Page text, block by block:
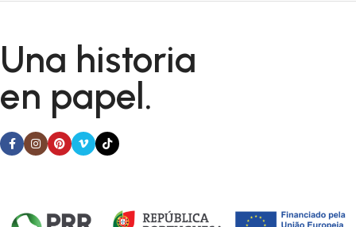
Una historia
en papel.